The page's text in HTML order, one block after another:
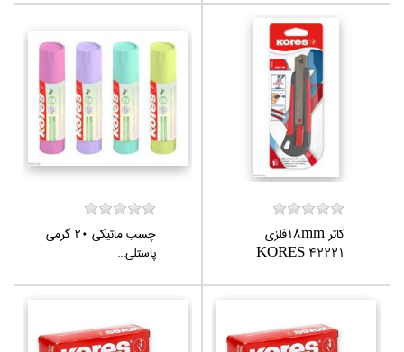
كاتر 18mmفلزي
KORES 42221
چسب ماتيكي 20 گرمي
پاستلي...